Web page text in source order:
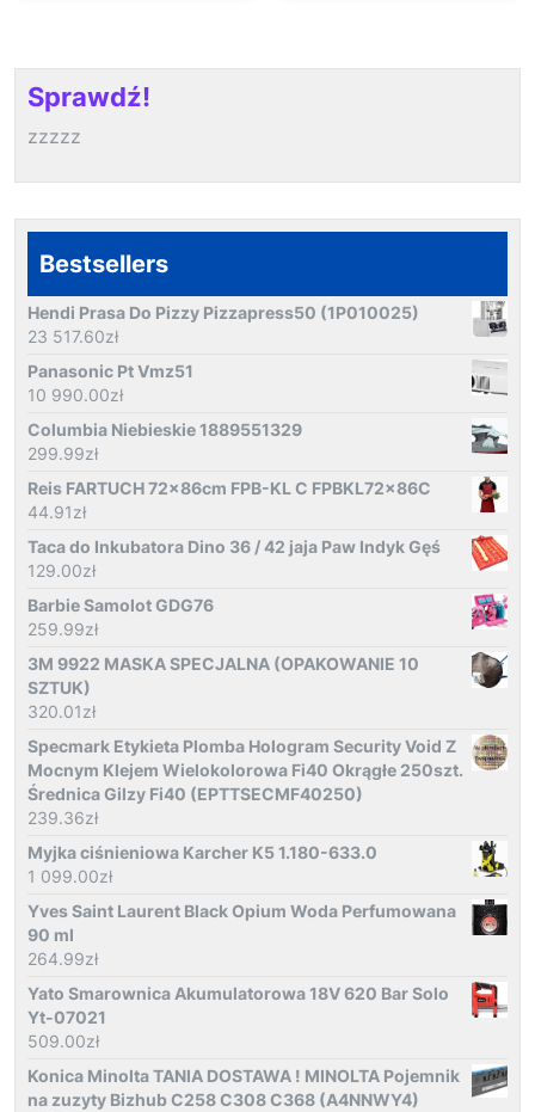
Sprawdź!
zzzzz
Bestsellers
Hendi Prasa Do Pizzy Pizzapress50 (1P010025)
23 517.60zł
Panasonic Pt Vmz51
10 990.00zł
Columbia Niebieskie 1889551329
299.99zł
Reis FARTUCH 72x86cm FPB-KL C FPBKL72x86C
44.91zł
Taca do Inkubatora Dino 36 / 42 jaja Paw Indyk Gęś
129.00zł
Barbie Samolot GDG76
259.99zł
3M 9922 MASKA SPECJALNA (OPAKOWANIE 10
SZTUK)
320.01zł
Specmark Etykieta Plomba Hologram Security Void Z
Mocnym Klejem Wielokolorowa Fi40 Okrągłe 250szt.
Średnica Gilzy Fi40 (EPTTSECMF40250)
239.36zł
Myjka ciśnieniowa Karcher K5 1.180-633.0
1 099.00zł
Yves Saint Laurent Black Opium Woda Perfumowana
90 ml
264.99zł
Yato Smarownica Akumulatorowa 18V 620 Bar Solo
Yt-07021
509.00zł
Konica Minolta TANIA DOSTAWA ! MINOLTA Pojemnik
na zuzyty Bizhub C258 C308 C368 (A4NNWY4)